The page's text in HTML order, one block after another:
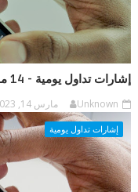
إشارات تداول يومية - 14 مارس 2023
Unknown مارس 14, 2023
إشارات تداول يومية